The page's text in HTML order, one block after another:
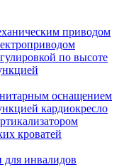
приводом
по высоте
оснащением
кардиокресло
кроватей
инвалидов